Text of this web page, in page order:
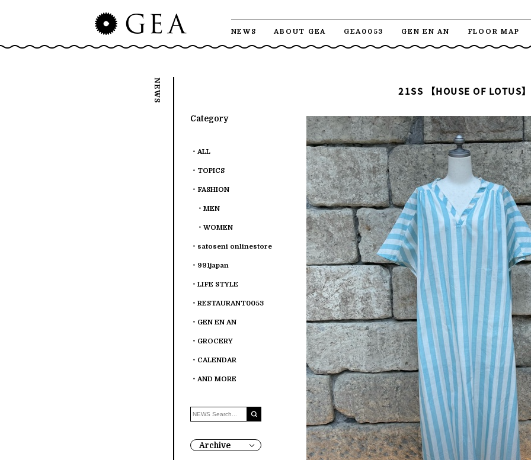
NEWS ABOUT GEA GEA0053 GEN EN AN FLOOR MAP
21SS 【HOUSE OF LOTUS】
Category
ALL
TOPICS
FASHION
MEN
WOMEN
satoseni onlinestore
991japan
LIFE STYLE
RESTAURANT0053
GEN EN AN
GROCERY
CALENDAR
AND MORE
Archive